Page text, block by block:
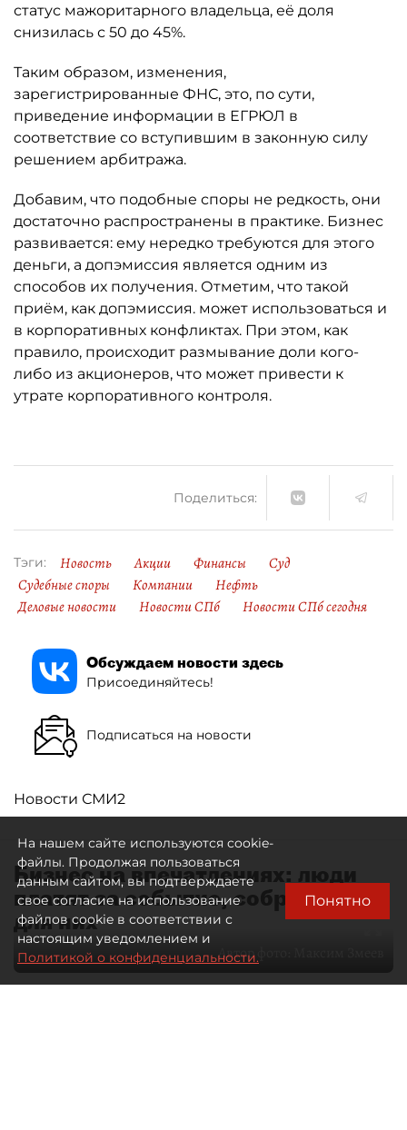
статус мажоритарного владельца, её доля
снизилась с 50 до 45%.
Таким образом, изменения,
зарегистрированные ФНС, это, по сути,
приведение информации в ЕГРЮЛ в
соответствие со вступившим в законную силу
решением арбитража.
Добавим, что подобные споры не редкость, они
достаточно распространены в практике. Бизнес
развивается: ему нередко требуются для этого
деньги, а допэмиссия является одним из
способов их получения. Отметим, что такой
приём, как допэмиссия. может использоваться и
в корпоративных конфликтах. При этом, как
правило, происходит размывание доли кого-
либо из акционеров, что может привести к
утрате корпоративного контроля.
Поделиться:
Тэги: Новость Акции Финансы
Суд
Судебные споры
Компании
Нефть
Деловые новости
Новости СПб Новости СПб сегодня
Обсуждаем новости здесь
Присоединяйтесь!
Подписаться на новости
Новости СМИ2
Бизнес на впечатлениях: люди
платят за событие, собранное
для них
Автор фото:
На нашем сайте используются cookie-
файлы. Продолжая пользоваться
данным сайтом, вы подтверждаете
свое согласие на использование
файлов cookie в соответствии с
настоящим уведомлением и
Политикой о конфиденциальности.
Понятно